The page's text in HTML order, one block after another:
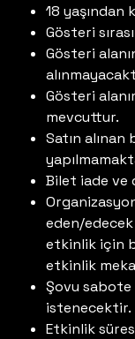
18 yaşından
Gösteri
Gösteri
Gösteri
mevcuttur.
Satın
Bilet iade ve
eden/
etkinlik için
etkinlik
Şovu sabote
istenecektir.
Etkinlik